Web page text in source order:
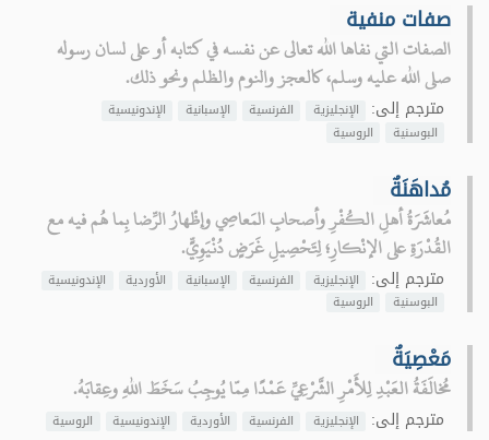
صفات منفية
الصفات التي نفاها الله تعالى عن نفسه في كتابه أو على لسان رسوله
صلى الله عليه وسلم، كالعجز والنوم والظلم ونحو ذلك.
مترجم إلى: الإنجليزية الفرنسية الإسبانية
الإندونيسية
البوسنية
الروسية
مُداهَنَةٌ
مُعاشَرَةُ أهلِ الكُفْرِ وأصحابِ المَعاصِي وإظْهارُ الرِّضا بِما هُم فيه مع
القُدْرَةِ على الإنْكارِ؛ لِتَحْصِيلِ غَرَضٍ دُنْيَوِيٍّ.
مترجم إلى: الإنجليزية الفرنسية الإسبانية الأوردية
الإندونيسية
البوسنية
الروسية
مَعْصِيَةٌ
مُخالَفَةُ العَبْدِ لِلأَمْرِ الشَّرْعِيِّ عَمْدًا مِمّا يُوجِبُ سَخَطَ اللهِ وعِقابَهُ.
مترجم إلى: الإنجليزية الفرنسية الأوردية الإندونيسية الروسية